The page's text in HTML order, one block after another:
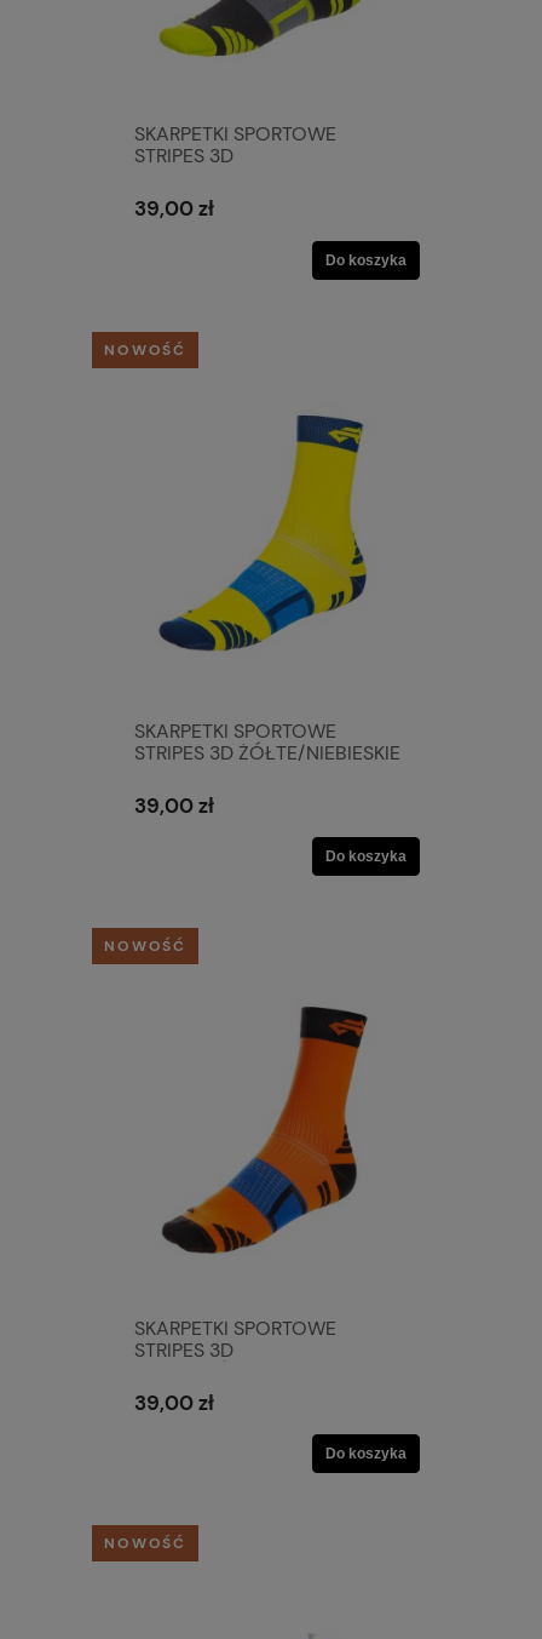
SKARPETKI SPORTOWE
STRIPES 3D
39,00 zł
Do koszyka
SKARPETKI SPORTOWE
STRIPES 3D ŻÓŁTE/NIEBIESKIE
39,00 zł
Do koszyka
NOWOŚĆ
SKARPETKI SPORTOWE
STRIPES 3D
39,00 zł
Do koszyka
NOWOŚĆ
NOWOŚĆ